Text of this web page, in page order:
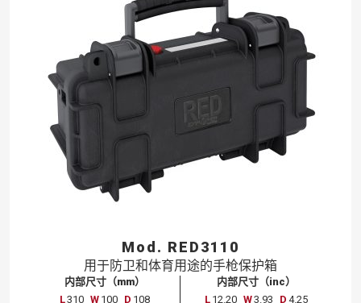
Mod. RED3110
用于防卫和体育用途的手枪保护箱
内部尺寸（mm）
L310 W 100 D 108
内部尺寸（inc）
L 12.20 W3.93 D 4.25